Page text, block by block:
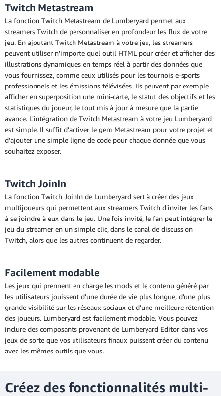
Twitch Metastream
La fonction Twitch Metastream de Lumberyard permet aux
streamers Twitch de personnaliser en profondeur les flux de votre
jeu. En ajoutant Twitch Metastream à votre jeu, les streamers
peuvent utiliser n'importe quel outil HTML pour créer et afficher des
illustrations dynamiques en temps réel à partir des données que
vous fournissez, comme ceux utilisés pour les tournois e-sports
professionnels et les émissions télévisées. Ils peuvent par exemple
afficher en superposition une mini-carte, le statut des objectifs et les
statistiques du joueur, le tout mis à jour à mesure que la partie
avance. L'intégration de Twitch Metastream à votre jeu Lumberyard
est simple. Il suffit d'activer le gem Metastream pour votre projet et
d'ajouter une simple ligne de code pour chaque donnée que vous
souhaitez exposer.
Twitch JoinIn
La fonction Twitch JoinIn de Lumberyard sert à créer des jeux
multijoueurs qui permettent aux streamers Twitch d'inviter les fans
à se joindre à eux dans le jeu. Une fois invité, le fan peut intégrer le
jeu du streamer en un simple clic, dans le canal de discussion
Twitch, alors que les autres continuent de regarder.
Facilement modable
Les jeux qui prennent en charge les mods et le contenu généré par
les utilisateurs jouissent d'une durée de vie plus longue, d'une plus
grande visibilité sur les réseaux sociaux et d'une meilleure rétention
des joueurs. Lumberyard est facilement modable. Vous pouvez
inclure des composants provenant de Lumberyard Editor dans vos
jeux de sorte que vos utilisateurs finaux puissent créer du contenu
avec les mêmes outils que vous.
Créez des fonctionnalités multi-